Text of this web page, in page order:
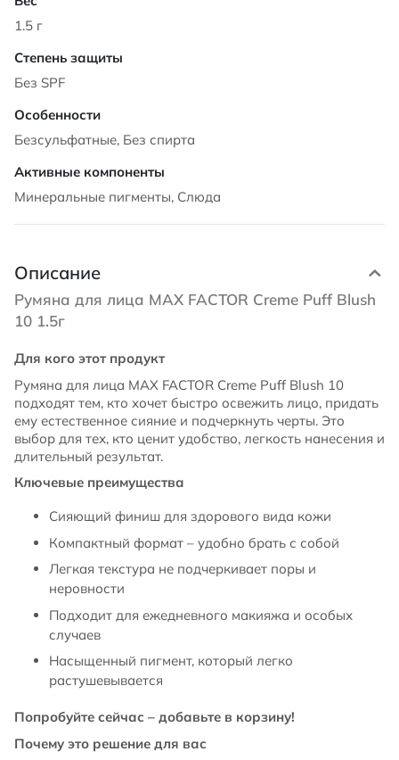
1.5 г
Без SPF
Безсульфатные, Без спирта
Минеральные пигменты, Слюда
Описание
Румяна для лица MAX FACTOR Creme Puff Blush
10 1.5г
Для кого этот продукт
Румяна для лица MAX FACTOR Creme Puff Blush 10
подходят тем, кто хочет быстро освежить лицо, придать
ему естественное сияние и подчеркнуть черты. Это
выбор для тех, кто ценит удобство, легкость нанесения и
длительный результат.
Ключевые преимущества
Сияющий финиш для здорового вида кожи
Компактный формат – удобно брать с собой
Легкая текстура не подчеркивает поры и
неровности
Подходит для ежедневного макияжа и особых
случаев
Насыщенный пигмент, который легко
растушевывается
Попробуйте сейчас – добавьте в корзину!
Почему это решение для вас